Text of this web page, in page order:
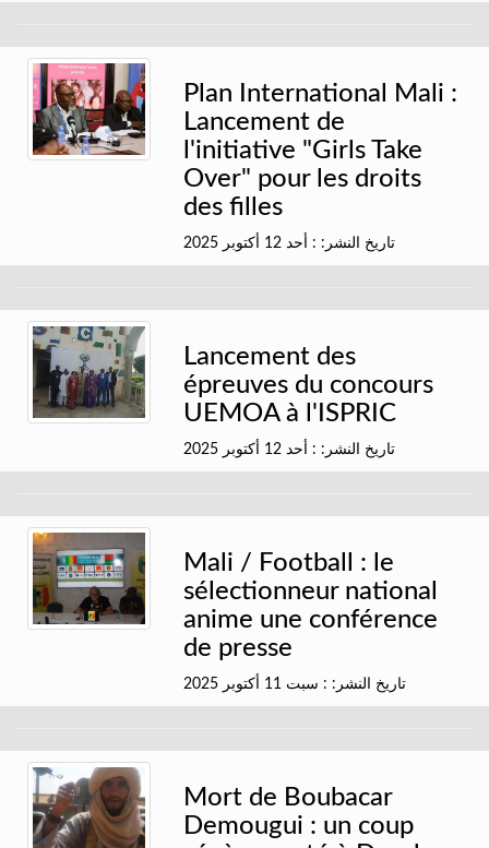
Plan International Mali :
Lancement de
l'initiative "Girls Take
Over" pour les droits
des filles
تاريخ النشر: : أحد 12 أكتوبر 2025
Lancement des
épreuves du concours
UEMOA à l'ISPRIC
تاريخ النشر: : أحد 12 أكتوبر 2025
Mali / Football : le
sélectionneur national
anime une conférence
de presse
تاريخ النشر: : سبت 11 أكتوبر 2025
Mort de Boubacar
Demougui : un coup